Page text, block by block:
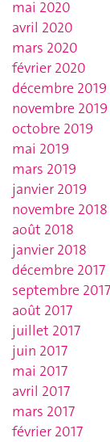
mai 2020
avril 2020
mars 2020
février 2020
décembre 2019
novembre 2019
octobre 2019
mai 2019
mars 2019
janvier 2019
novembre 2018
août 2018
janvier 2018
décembre 2017
septembre 2017
août 2017
juillet 2017
juin 2017
mai 2017
avril 2017
mars 2017
février 2017